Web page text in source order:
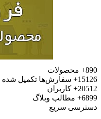
محصولات
سفارش‌ها تکمیل شده
کاربران
مطالب وبلاگ
سریع